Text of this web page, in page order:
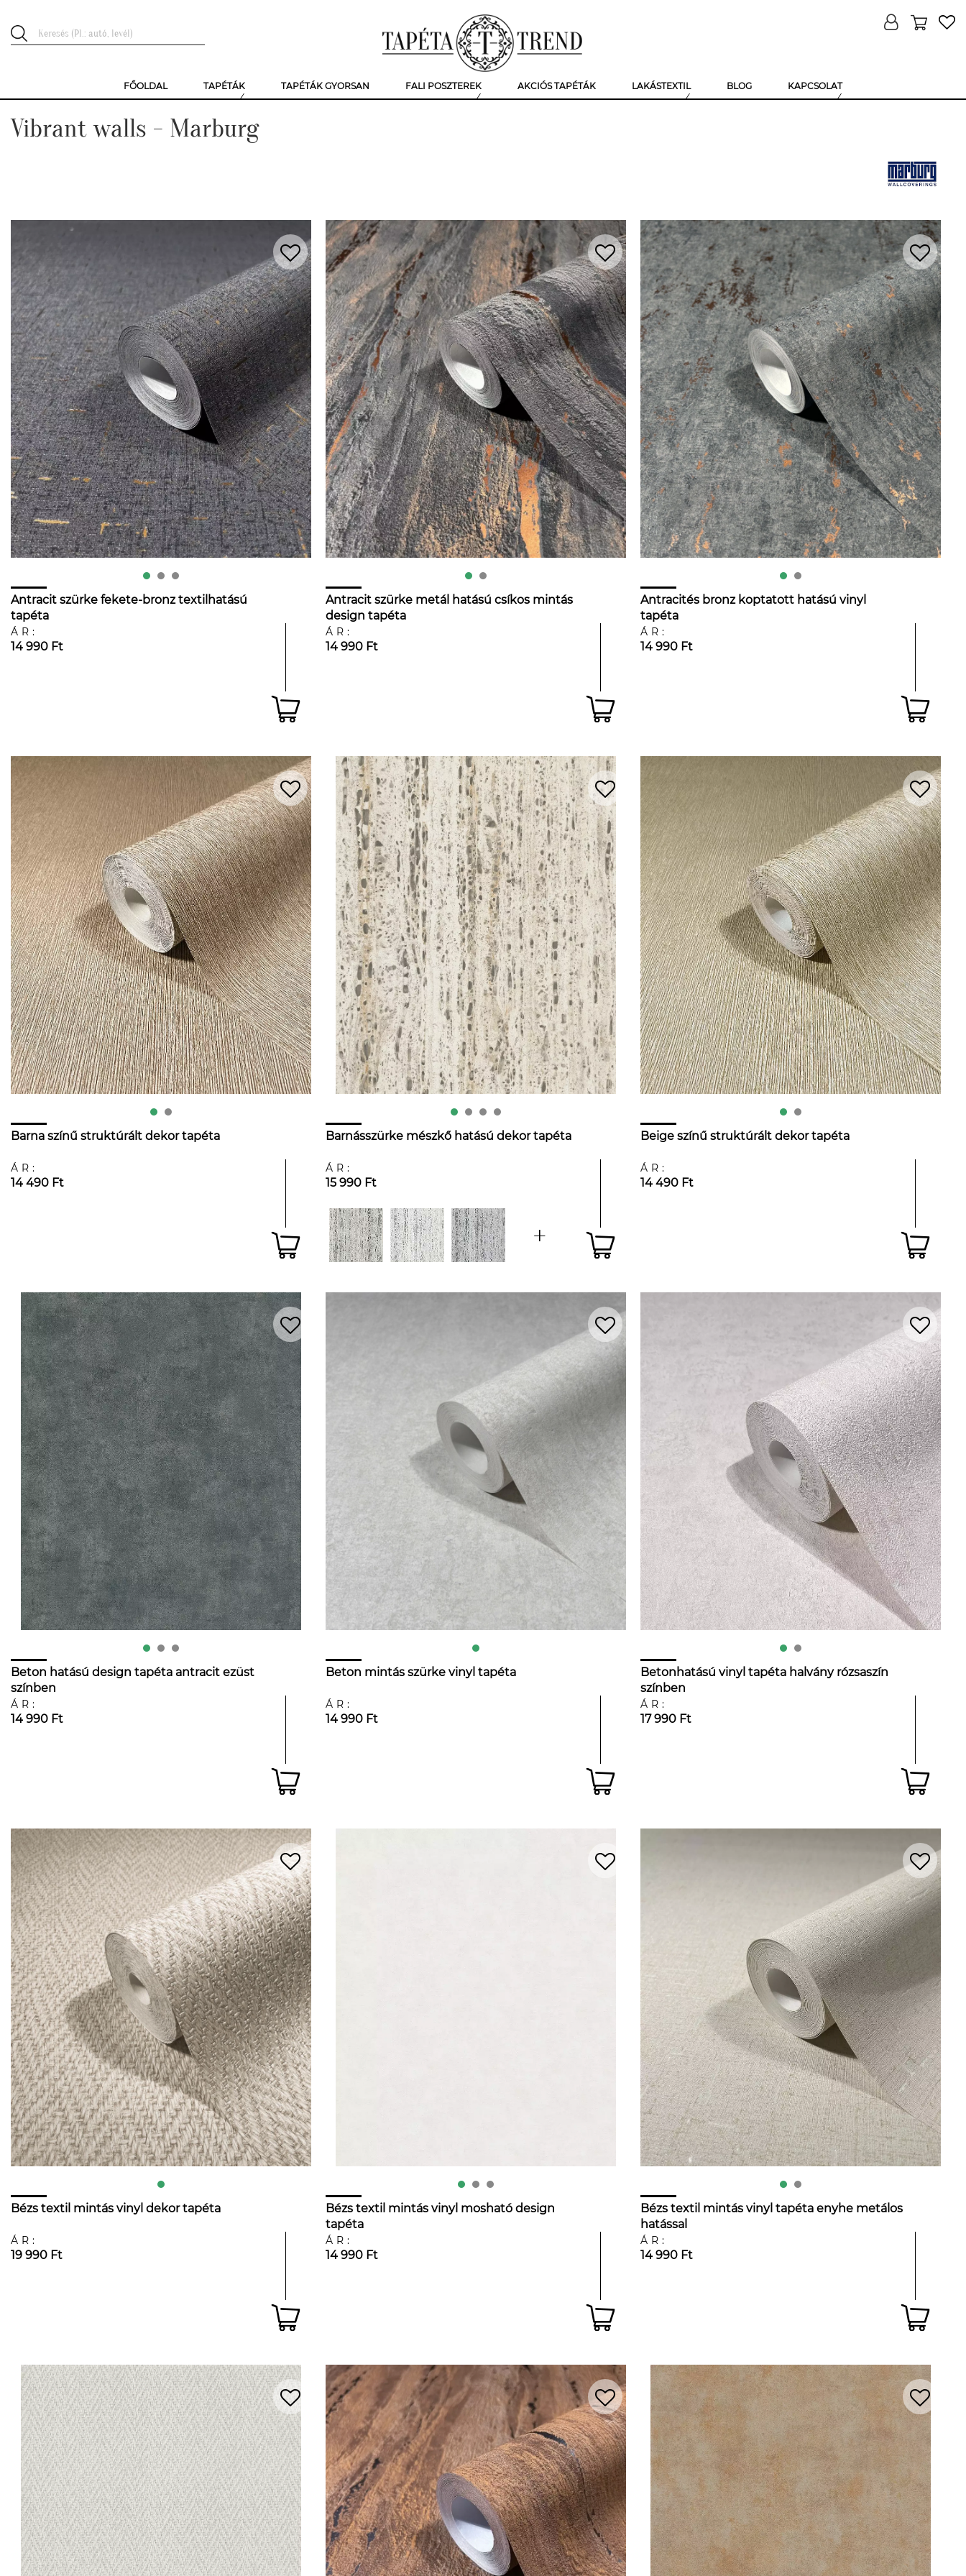
FŐOLDAL TAPÉTÁK TAPÉTÁK GYORSAN FALI POSZTEREK AKCIÓS TAPÉTÁK LAKÁSTEXTIL BLOG KAPCSOLAT
Vibrant walls - Marburg
Antracit szürke fekete-bronz textilhatású
tapéta
ÁR:
14 990 Ft
Antracit szürke metál hatású csíkos mintás
design tapéta
ÁR:
14 990 Ft
Antracités bronz koptatott hatású vinyl
tapéta
ÁR:
14 990 Ft
Barna színű struktúrált dekor tapéta
ÁR:
14 490 Ft
Barnásszürke mészkő hatású dekor tapéta
ÁR:
15 990 Ft
Beige színű struktúrált dekor tapéta
ÁR:
14 490 Ft
Beton hatású design tapéta antracit ezüst
színben
ÁR:
14 990 Ft
Beton mintás szürke vinyl tapéta
ÁR:
14 990 Ft
Betonhatású vinyl tapéta halvány rózsaszín
színben
ÁR:
17 990 Ft
Bézs textil mintás vinyl dekor tapéta
ÁR:
19 990 Ft
Bézs textil mintás vinyl mosható design
tapéta
ÁR:
14 990 Ft
Bézs textil mintás vinyl tapéta enyhe metálos
hatással
ÁR:
14 990 Ft